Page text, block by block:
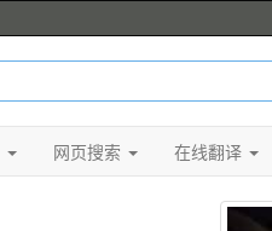
网页搜索 在线翻译